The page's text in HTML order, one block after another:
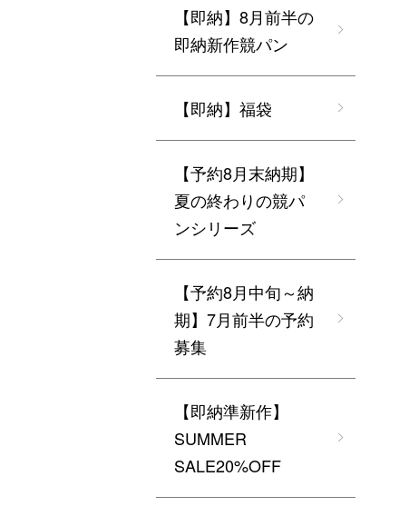
【即納】8月前半の
即納新作競パン
【即納】福袋
【予約8月末納期】
夏の終わりの競パ
ンシリーズ
【予約8月中旬～納
期】7月前半の予約
募集
【即納準新作】
SUMMER
SALE20%OFF